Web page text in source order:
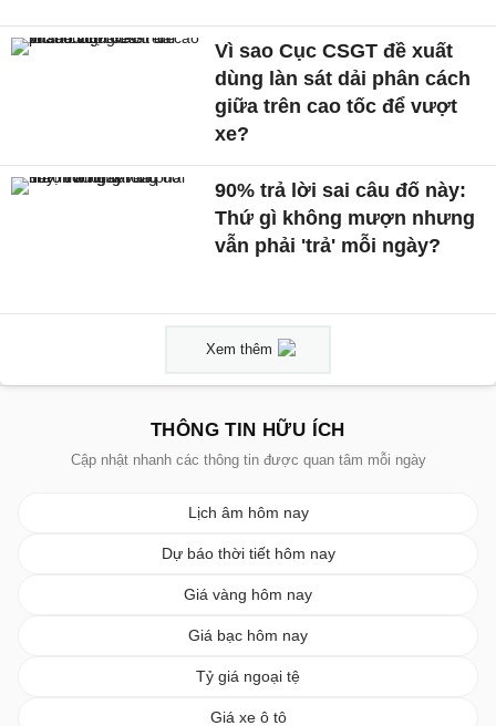
Vì sao Cục CSGT đề xuất
dùng làn sát dải phân cách
giữa trên cao tốc để vượt
xe?
90% trả lời sai câu đố này:
Thứ gì không mượn nhưng
vẫn phải 'trả' mỗi ngày?
Xem thêm
THÔNG TIN HỮU ÍCH
Cập nhật nhanh các thông tin được quan tâm mỗi ngày
Lịch âm hôm nay
Dự báo thời tiết hôm nay
Giá vàng hôm nay
Giá bạc hôm nay
Tỷ giá ngoại tệ
Giá xe ô tô